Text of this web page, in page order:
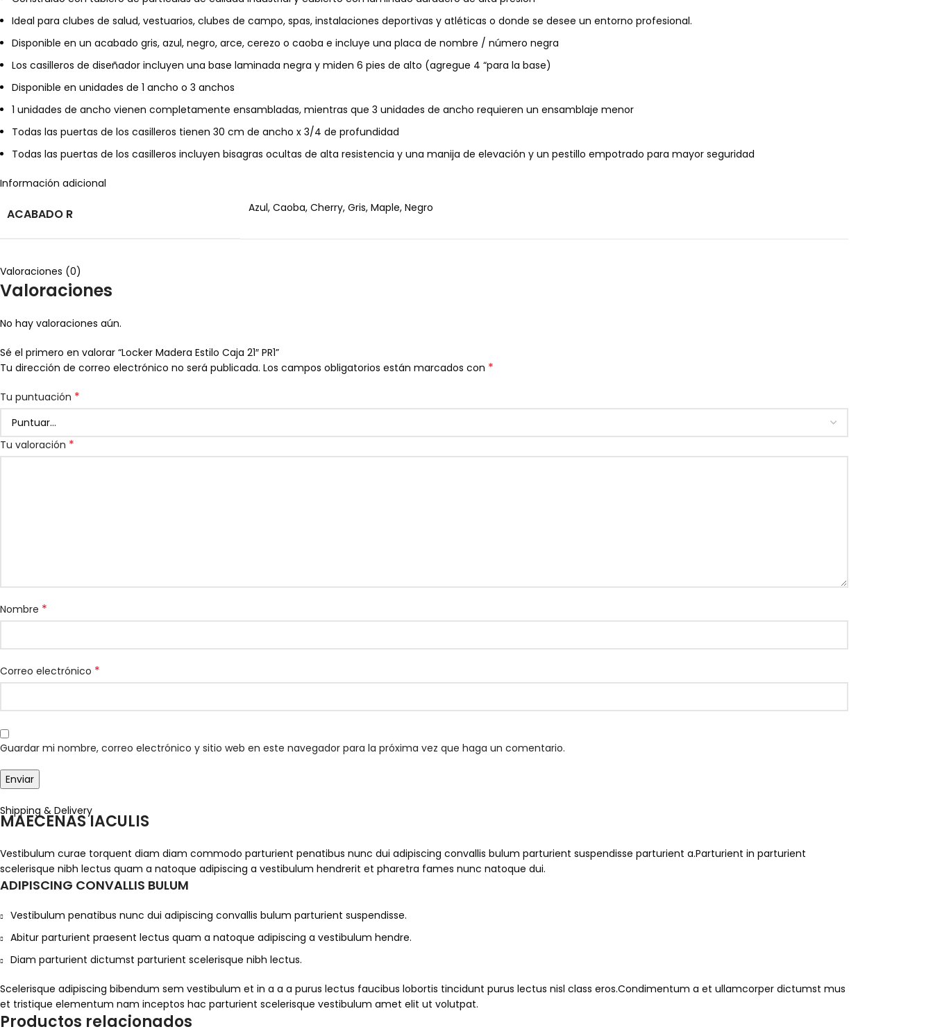
Ideal para clubes de salud, vestuarios, clubes de campo, spas, instalaciones deportivas y atléticas o donde se desee un entorno profesional.
Disponible en un acabado gris, azul, negro, arce, cerezo o caoba e incluye una placa de nombre / número negra
Los casilleros de diseñador incluyen una base laminada negra y miden 6 pies de alto (agregue 4 “para la base)
Disponible en unidades de 1 ancho o 3 anchos
1 unidades de ancho vienen completamente ensambladas, mientras que 3 unidades de ancho requieren un ensamblaje menor
Todas las puertas de los casilleros tienen 30 cm de ancho x 3/4 de profundidad
Todas las puertas de los casilleros incluyen bisagras ocultas de alta resistencia y una manija de elevación y un pestillo empotrado para mayor seguridad
Información adicional
ACABADO R Azul, Caoba, Cherry, Gris, Maple, Negro
Valoraciones (0)
Valoraciones
No hay valoraciones aún.
Sé el primero en valorar “Locker Madera Estilo Caja 21″ PR1”
Tu dirección de correo electrónico no será publicada. Los campos obligatorios están marcados con *
Tu puntuación *
Tu valoración *
Nombre *
Correo electrónico *
Guardar mi nombre, correo electrónico y sitio web en este navegador para la próxima vez que haga un comentario.
Shipping & Delivery
MAECENAS IACULIS
Vestibulum curae torquent diam diam commodo parturient penatibus nunc dui adipiscing convallis bulum parturient suspendisse parturient a.Parturient in parturient
scelerisque nibh lectus quam a natoque adipiscing a vestibulum hendrerit et pharetra fames nunc natoque dui.
ADIPISCING CONVALLIS BULUM
Vestibulum penatibus nunc dui adipiscing convallis bulum parturient suspendisse.
Abitur parturient praesent lectus quam a natoque adipiscing a vestibulum hendre.
Diam parturient dictumst parturient scelerisque nibh lectus.
Scelerisque adipiscing bibendum sem vestibulum et in a a a purus lectus faucibus lobortis tincidunt purus lectus nisl class eros.Condimentum a et ullamcorper dictumst mus
et tristique elementum nam inceptos hac parturient scelerisque vestibulum amet elit ut volutpat.
Productos relacionados